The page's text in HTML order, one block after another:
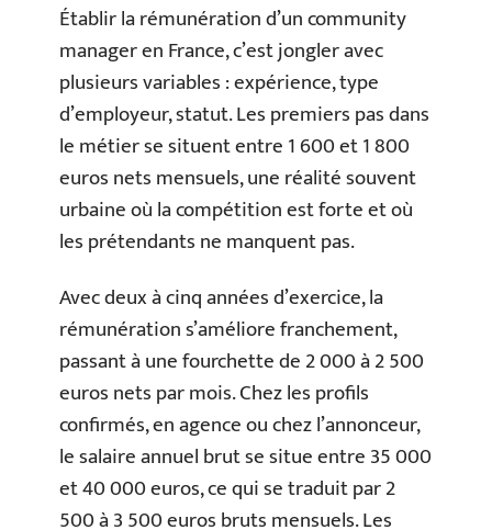
Établir la rémunération d’un community
manager en France, c’est jongler avec
plusieurs variables : expérience, type
d’employeur, statut. Les premiers pas dans
le métier se situent entre 1 600 et 1 800
euros nets mensuels, une réalité souvent
urbaine où la compétition est forte et où
les prétendants ne manquent pas.
Avec deux à cinq années d’exercice, la
rémunération s’améliore franchement,
passant à une fourchette de 2 000 à 2 500
euros nets par mois. Chez les profils
confirmés, en agence ou chez l’annonceur,
le salaire annuel brut se situe entre 35 000
et 40 000 euros, ce qui se traduit par 2
500 à 3 500 euros bruts mensuels. Les